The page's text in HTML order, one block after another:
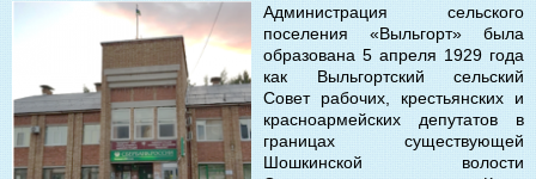
Администрация сельского
поселения «Выльгорт» была
образована 5 апреля 1929 года
как Выльгортский сельский
Совет рабочих, крестьянских и
красноармейских депутатов в
границах существующей
Шошкинской волости